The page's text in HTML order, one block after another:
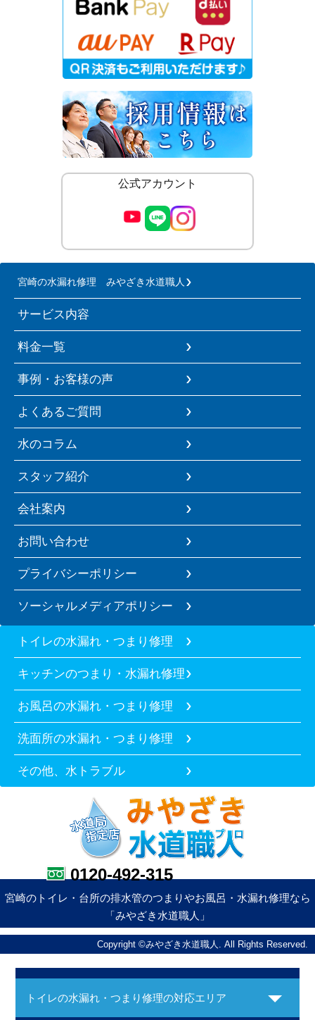
公式アカウント
宮崎の水漏れ修理 みやざき水道職人
サービス内容
料金一覧
事例・お客様の声
よくあるご質問
水のコラム
スタッフ紹介
会社案内
お問い合わせ
プライバシーポリシー
ソーシャルメディアポリシー
トイレの水漏れ・つまり修理
キッチンのつまり・水漏れ修理
お風呂の水漏れ・つまり修理
洗面所の水漏れ・つまり修理
その他、水トラブル
0120-492-315
宮崎のトイレ・台所の排水管のつまりやお風呂・水漏れ修理なら
「みやざき水道職人」
Copyright ©みやざき水道職人. All Rights Reserved.
トイレの水漏れ・つまり修理の対応エリア